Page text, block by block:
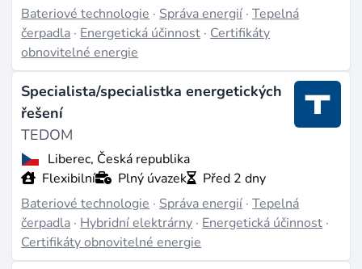
Baterie s pevným elektrolytemaprůtočné baterie
vytvářejí nové specializační dráhy vedle dominantní
lithium-iontové chemie. V Česku začala v roce 2025
nová bateriová továrna GAZ Energy s evropským
softwarem. Recyklace baterií se stává samostatnou
kariérní cestou v souvislosti s nařízením EU o bateriích,
obnovu. Posun od rezidenčních k velkým síťovým
nových instalací v roce 2025 - přesouvá poptávku
směrem k projektovému inženýrství, integraci do sítě a
obchodování s energií.
Bateriové technologie · Správa energií ·Tepelná
čerpadla · Energetická účinnost · Certifikáty
obnovitelné energie
Specialista/specialistka energetických
řešení
TEDOM
Liberec, Česká republika
Flexibilní
Plný úvazek
Před 2 dny
Bateriové technologie · Správa energií ·Tepelná
čerpadla · Hybridní elektrárny · Energetická účinnost ·
Certifikáty obnovitelné energie